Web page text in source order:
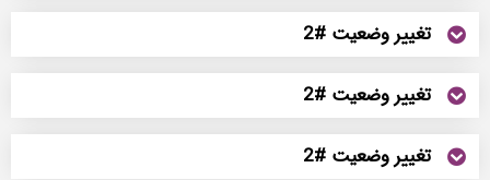
تغییر وضعیت #2
تغییر وضعیت #2
تغییر وضعیت #2